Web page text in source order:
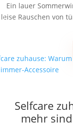
Ein lauer
leise Rauschen von
Selfcare
mehr